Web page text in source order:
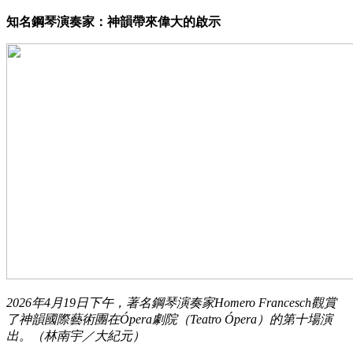
知名鋼琴演奏家：神韻帶來偉大的啟示
2026年4月19日下午，著名鋼琴演奏家Homero Francesch觀賞
了神韻國際藝術團在Ópera劇院（Teatro Ópera）的第十場演
出。（林南宇／大紀元）